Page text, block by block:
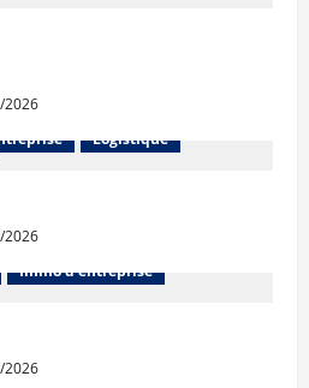
2026
Logistique
2026
Immo d'entreprise
2026